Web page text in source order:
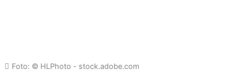
Foto: © HLPhoto - stock.adobe.com